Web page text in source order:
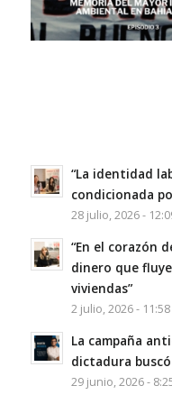
“La identidad
condicionada
28 julio, 2026 -
“En el corazón
dinero que
viviendas”
2 julio, 2026 -
La campaña
dictadura
29 junio, 2026 -